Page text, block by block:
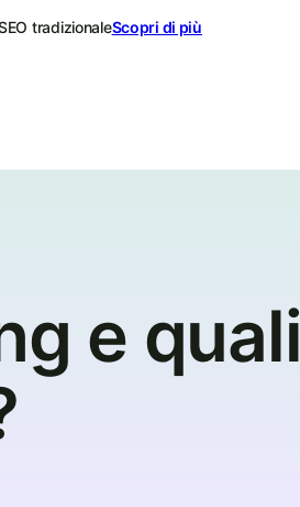
tradizionaleScopri di più
e quali